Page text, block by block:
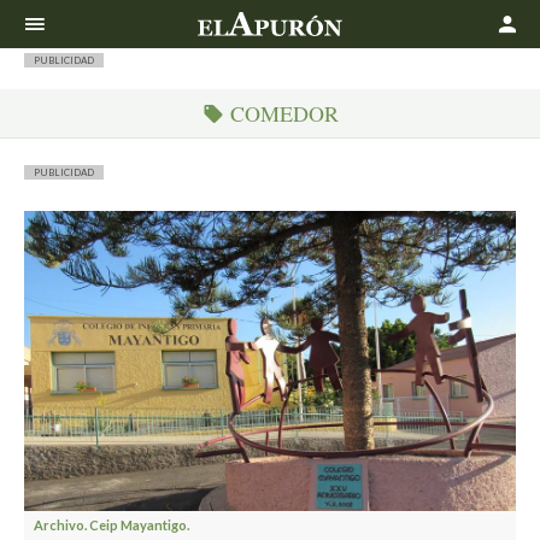
PUBLICIDAD
COMEDOR
PUBLICIDAD
Archivo. Ceip Mayantigo.